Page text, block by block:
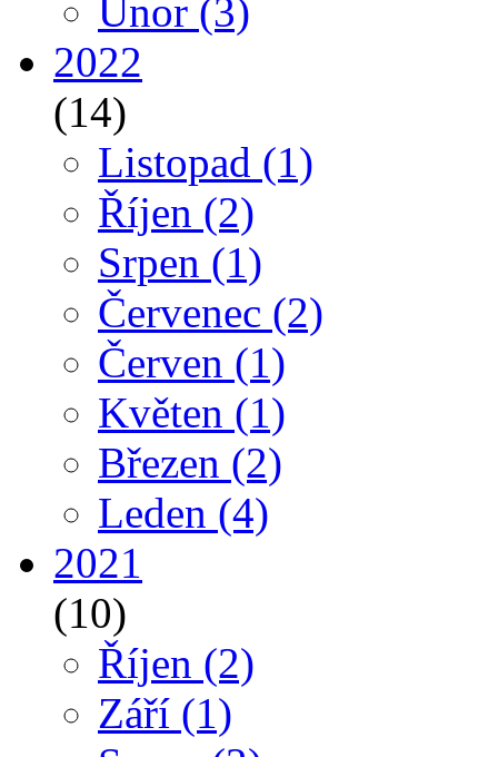
Únor (3)
2022
(14)
Listopad (1)
Říjen (2)
Srpen (1)
Červenec (2)
Červen (1)
Květen (1)
Březen (2)
Leden (4)
2021
(10)
Říjen (2)
Září (1)